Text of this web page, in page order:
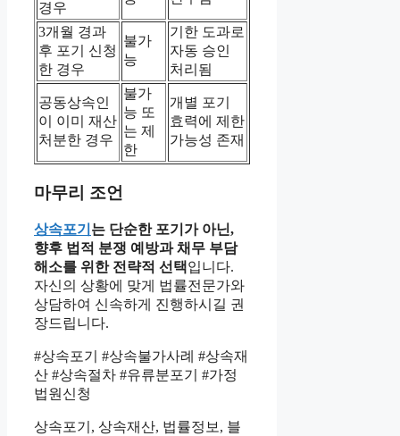
경우
3개월 경과
후 포기 신청
한 경우
불가
능
기한 도과로
자동 승인
처리됨
공동상속인
이 이미 재산
처분한 경우
불가
능 또
는 제
한
개별 포기
효력에 제한
가능성 존재
마무리 조언
상속포기 는 단순한 포기가 아닌,
향후 법적 분쟁 예방과 채무 부담
해소를 위한 전략적 선택입니다.
자신의 상황에 맞게 법률전문가와
상담하여 신속하게 진행하시길 권
장드립니다.
#상속포기 #상속불가사례 #상속재
산 #상속절차 #유류분포기 #가정
법원신청
상속포기, 상속재산, 법률정보, 블